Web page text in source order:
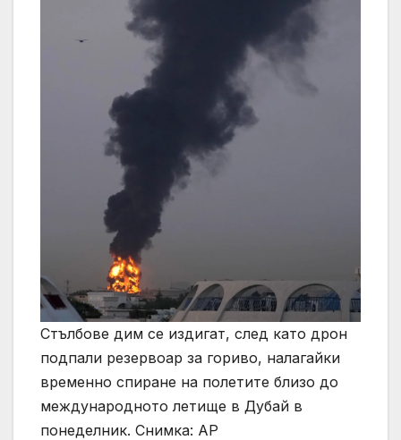
Стълбове дим се издигат, след като дрон
подпали резервоар за гориво, налагайки
временно спиране на полетите близо до
международното летище в Дубай в
понеделник. Снимка: AP